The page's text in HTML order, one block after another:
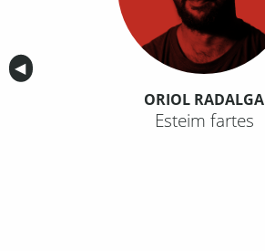
Anterior
◀︎
ORIOL RADALGA
Esteim fartes